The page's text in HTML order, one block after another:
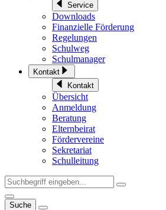
Service
Downloads
Finanzielle Förderung
Regelungen
Schulweg
Schulmanager
Kontakt
Kontakt
Übersicht
Anmeldung
Beratung
Elternbeirat
Fördervereine
Sekretariat
Schulleitung
Suche